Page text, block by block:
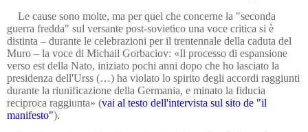
Le cause sono molte, ma per quel che concerne la "seconda
guerra fredda" sul versante post-sovietico una voce critica si è
distinta – durante le celebrazioni per il trentennale della caduta del
Muro – la voce di Michail Gorbaciov: «Il processo di espansione
verso est della Nato, iniziato pochi anni dopo che ho lasciato la
presidenza dell'Urss (…) ha violato lo spirito degli accordi raggiunti
durante la riunificazione della Germania, e minato la fiducia
reciproca raggiunta» (vai al testo dell'intervista sul sito de "il
manifesto").